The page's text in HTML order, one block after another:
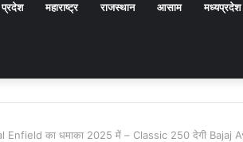
प्रदेश महाराष्ट्र राजस्थान आसाम मध्यप्रदेश
Enfield का धमाका 2025 में – Classic 250 देगी Bajaj